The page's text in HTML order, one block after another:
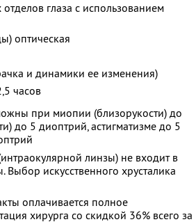
глаза с использованием
оптическая
и динамики ее изменения)
часов
при миопии (близорукости) до
до 5 диоптрий, астигматизме до 5
линзы) не входит в
искусственного хрусталика
оплачивается полное
хирурга со скидкой 36% всего за